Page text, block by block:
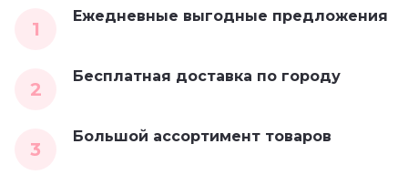
1
Ежедневные выгодные предложения
2
Бесплатная доставка по городу
3
Большой ассортимент товаров